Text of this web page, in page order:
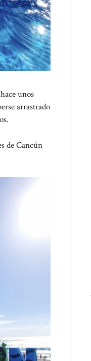
unos
arrastrado
de Cancún